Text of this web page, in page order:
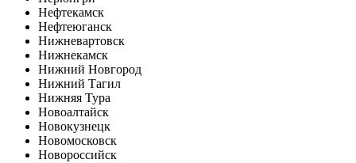
Нефтекамск
Нефтеюганск
Нижневартовск
Нижнекамск
Нижний Новгород
Нижний Тагил
Нижняя Тура
Новоалтайск
Новокузнецк
Новомосковск
Новороссийск